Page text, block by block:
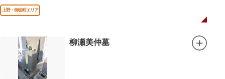
慶寺（しょうけいじ）にあります。
上野・御徒町エリア
柳瀬美仲墓